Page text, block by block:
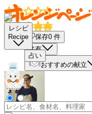
レシピ
Recipe
占い
保存0 件
共有
おすすめの献立